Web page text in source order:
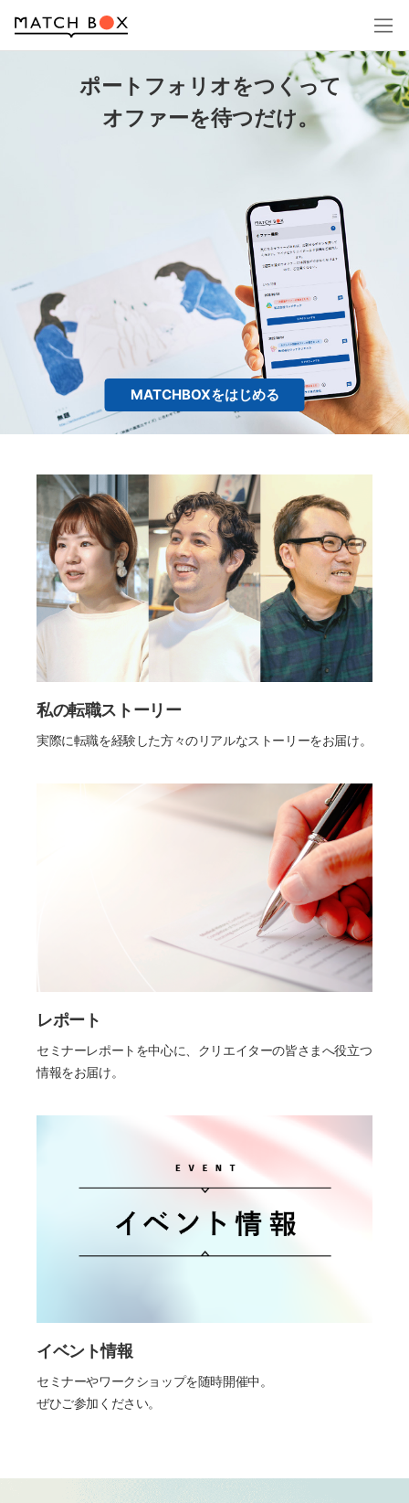
アカウント登録
ポートフォリオをつくって
オファーを待つだけ。
MATCHBOXをはじめる
私の転職ストーリー
実際に転職を経験した方々のリアルなストーリーをお届け。
レポート
セミナーレポートを中心に、クリエイターの皆さまへ役立つ
情報をお届け。
イベント情報
セミナーやワークショップを随時開催中。
ぜひご参加ください。